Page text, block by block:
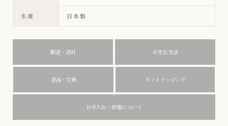
生産 日本製
配送・送料 お支払方法
返品・交換 ギフトラッピング
お手入れ・修理について